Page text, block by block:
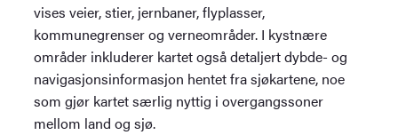
vises veier, stier, jernbaner, flyplasser,
kommunegrenser og verneområder. I kystnære
områder inkluderer kartet også detaljert dybde- og
navigasjonsinformasjon hentet fra sjøkartene, noe
som gjør kartet særlig nyttig i overgangssoner
mellom land og sjø.